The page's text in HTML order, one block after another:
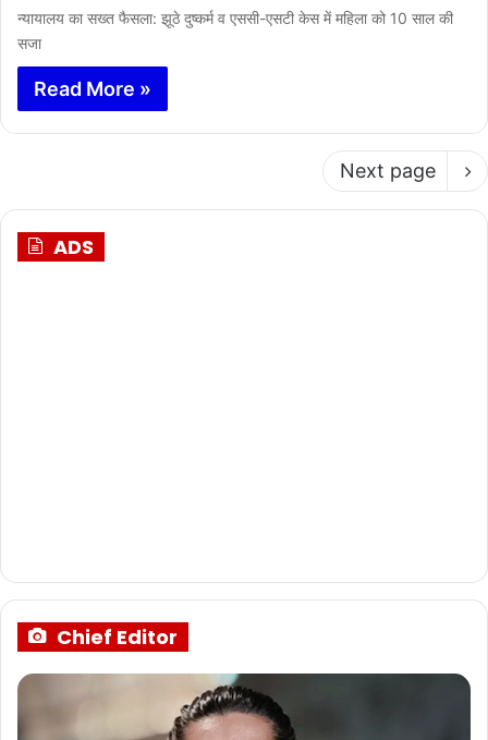
न्यायालय का सख्त फैसला: झूठे दुष्कर्म व एससी-एसटी केस में महिला को 10 साल की
सजा
Read More »
Next page
ADS
Chief Editor